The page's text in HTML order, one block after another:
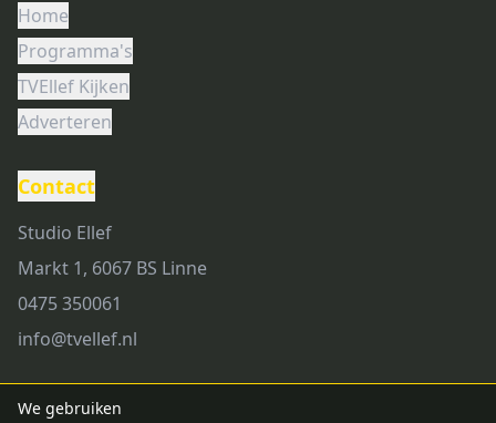
Home
Programma's
TVEllef Kijken
Adverteren
Contact
Studio Ellef
Markt 1, 6067 BS Linne
0475 350061
info@tvellef.nl
We gebruiken